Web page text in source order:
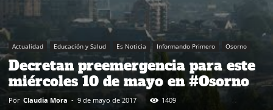
Actualidad Educación y Salud Es Noticia Informando Primero Osorno
Decretan preemergencia para este
miércoles 10 de mayo en #Osorno
Por Claudia Mora - 9 de mayo de 2017 1409